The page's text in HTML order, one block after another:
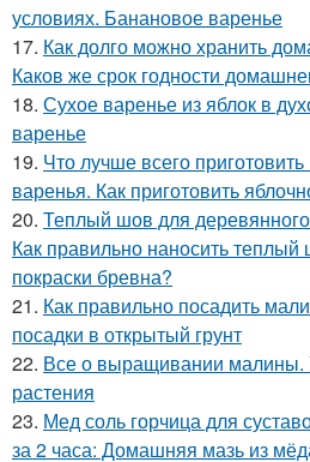
условиях. Банановое варенье
17. Как долго можно хранить
Каков же срок годности
18. Сухое варенье из яблок в
варенье
19. Что лучше всего
варенья. Как приготовить
20. Теплый шов для
Как правильно наносить
покраски бревна?
21. Как правильно посадить
посадки в открытый грунт
22. Все о выращивании малины.
растения
23. Мед соль горчица для
за 2 часа: Домашняя мазь из